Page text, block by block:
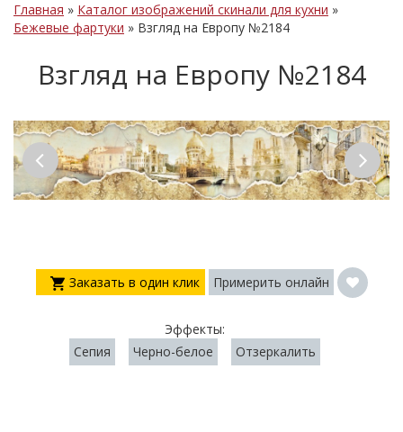
Главная » Каталог изображений скинали для кухни »
Бежевые фартуки » Взгляд на Европу №2184
Взгляд на Европу №2184
Заказать в один клик Примерить онлайн
Эффекты:
Сепия
Черно-белое Отзеркалить